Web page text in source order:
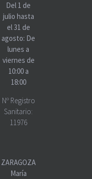
Del 1 de
julio hasta
el 31 de
agosto: De
lunes a
viernes de
10:00 a
18:00
Nº Registro
Sanitario:
11976
ZARAGOZA
María